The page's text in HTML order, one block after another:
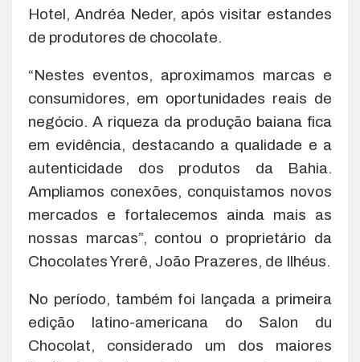
Hotel, Andréa Neder, após visitar estandes
de produtores de chocolate.
“Nestes eventos, aproximamos marcas e
consumidores, em oportunidades reais de
negócio. A riqueza da produção baiana fica
em evidência, destacando a qualidade e a
autenticidade dos produtos da Bahia.
Ampliamos conexões, conquistamos novos
mercados e fortalecemos ainda mais as
nossas marcas”, contou o proprietário da
Chocolates Yrerê, João Prazeres, de Ilhéus.
No período, também foi lançada a primeira
edição latino-americana do Salon du
Chocolat, considerado um dos maiores